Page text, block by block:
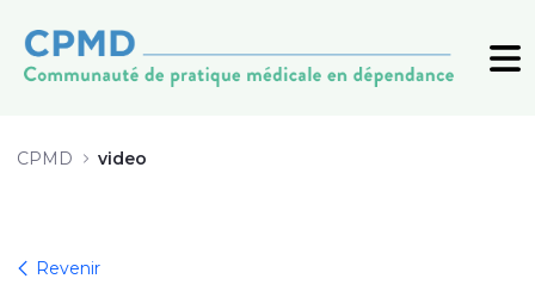
CPMD video
Revenir